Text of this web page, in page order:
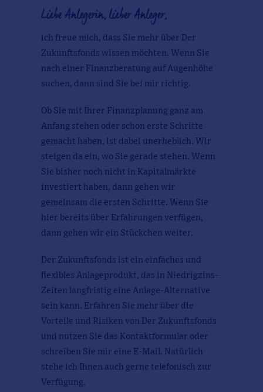
Liebe Anlegerin, lieber Anleger,
ich freue mich, dass Sie mehr über Der
Zukunftsfonds wissen möchten. Wenn Sie
nach einer Finanzberatung auf Augenhöhe
suchen, dann sind Sie bei mir richtig.
Ob Sie mit Ihrer Finanzplanung ganz am
Anfang stehen oder schon erste Schritte
gemacht haben, ist dabei unerheblich. Wir
steigen da ein, wo Sie gerade stehen. Wenn
Sie bisher noch nicht in Kapitalmärkte
investiert haben, dann gehen wir
gemeinsam die ersten Schritte. Wenn Sie
hier bereits über Erfahrungen verfügen,
dann gehen wir ein Stückchen weiter.
Der Zukunftsfonds ist ein einfaches und
flexibles Anlageprodukt, das in Niedrigzins-
Zeiten langfristig eine Anlage-Alternative
sein kann. Erfahren Sie mehr über die
Vorteile und Risiken von Der Zukunftsfonds
und nutzen Sie das Kontaktformular oder
schreiben Sie mir eine E-Mail. Natürlich
stehe ich Ihnen auch gerne telefonisch zur
Verfügung.